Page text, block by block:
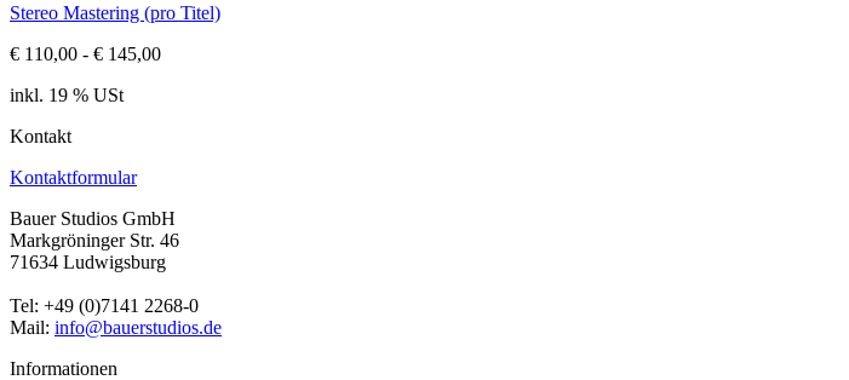
Stereo Mastering (pro Titel)
€ 110,00 - € 145,00
inkl. 19 % USt
Kontakt
Kontaktformular
Bauer Studios GmbH
Markgröninger Str. 46
71634 Ludwigsburg
Tel: +49 (0)7141 2268-0
Mail: info@bauerstudios.de
Informationen